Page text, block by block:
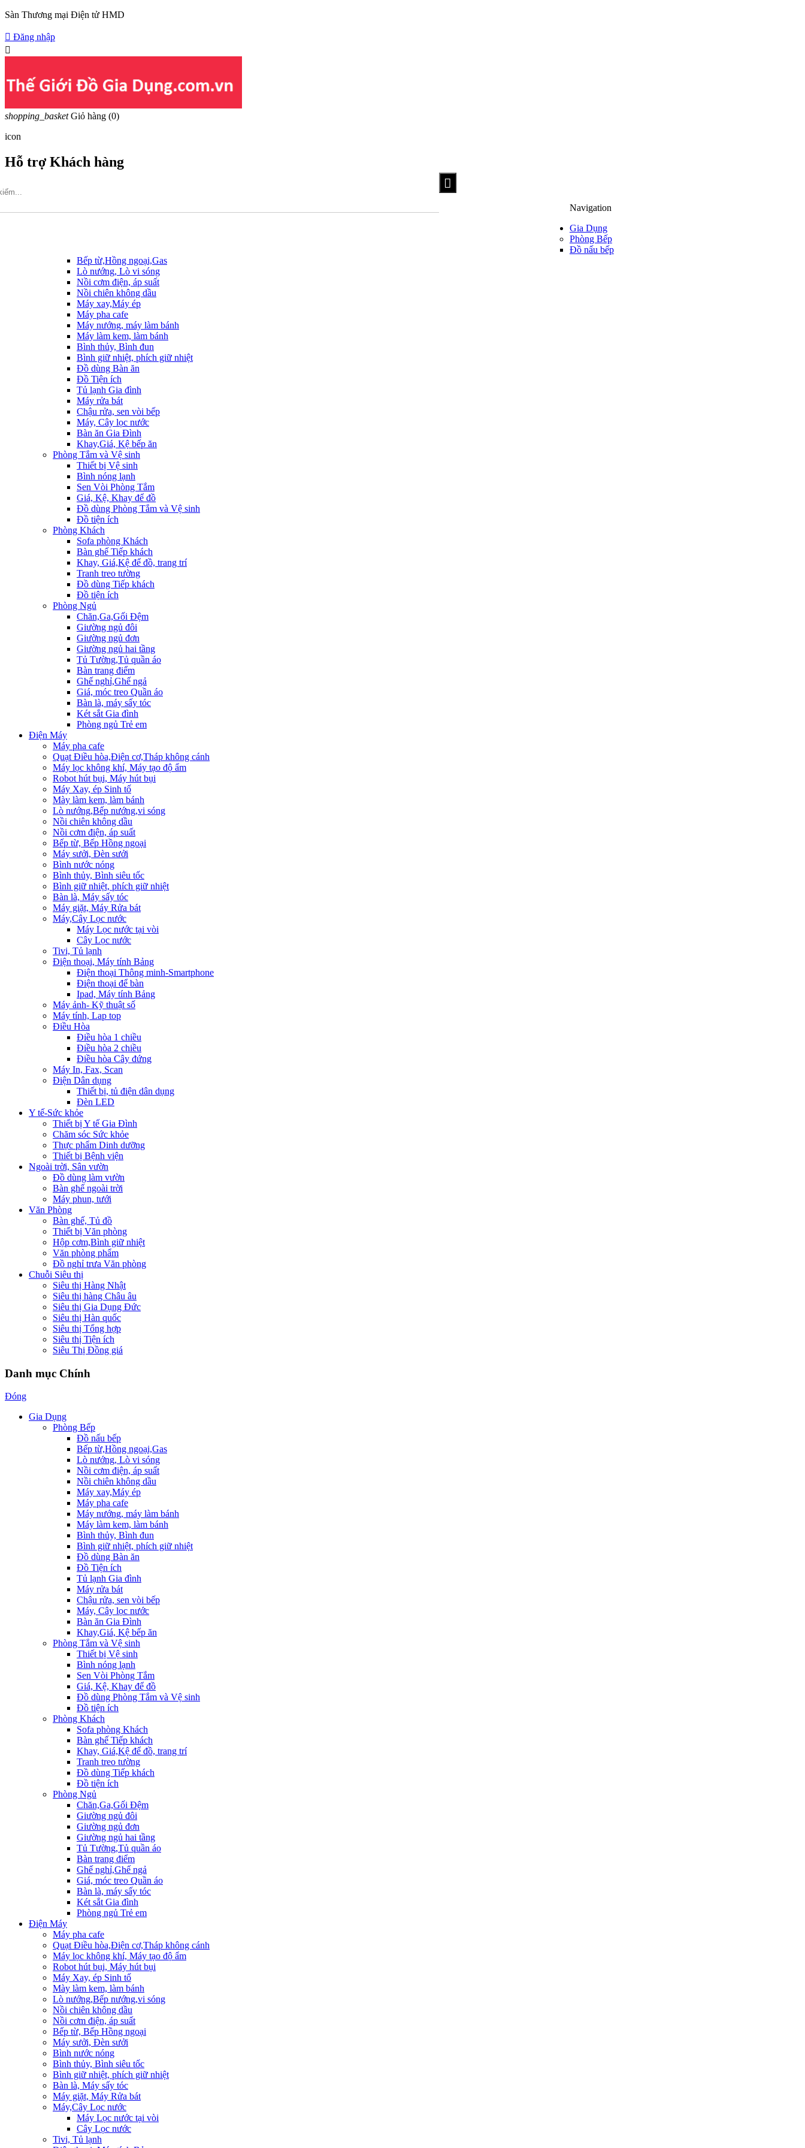
Sàn Thương mại Điện tử HMD
 Đăng nhập

shopping_basket Giỏ hàng (0)
icon
Hỗ trợ Khách hàng
Hotline: 09317.456.44
Navigation
Gia Dụng
Phòng Bếp
Đồ nấu bếp
Bếp từ,Hồng ngoại,Gas
Lò nướng, Lò vi sóng
Nồi cơm điện, áp suất
Nồi chiên không dầu
Máy xay,Máy ép
Máy pha cafe
Máy nướng, máy làm bánh
Máy làm kem, làm bánh
Bình thủy, Bình đun
Bình giữ nhiệt, phích giữ nhiệt
Đồ dùng Bàn ăn
Đồ Tiện ích
Tủ lạnh Gia đình
Máy rửa bát
Chậu rửa, sen vòi bếp
Máy, Cây lọc nước
Bàn ăn Gia Đình
Khay,Giá, Kệ bếp ăn
Phòng Tắm và Vệ sinh
Thiết bị Vệ sinh
Bình nóng lạnh
Sen Vòi Phòng Tắm
Giá, Kệ, Khay để đồ
Đồ dùng Phòng Tắm và Vệ sinh
Đồ tiện ích
Phòng Khách
Sofa phòng Khách
Bàn ghế Tiếp khách
Khay, Giá,Kệ để đồ, trang trí
Tranh treo tường
Đồ dùng Tiếp khách
Đồ tiện ích
Phòng Ngủ
Chăn,Ga,Gối Đệm
Giường ngủ đôi
Giường ngủ đơn
Giường ngủ hai tầng
Tủ Tường,Tủ quần áo
Bàn trang điểm
Ghế nghỉ,Ghế ngả
Giá, móc treo Quần áo
Bàn là, máy sấy tóc
Két sắt Gia đình
Phòng ngủ Trẻ em
Điện Máy
Máy pha cafe
Quạt Điều hòa,Điện cơ,Tháp không cánh
Máy lọc không khí, Máy tạo độ ẩm
Robot hút bụi, Máy hút bụi
Máy Xay, ép Sinh tố
Mày làm kem, làm bánh
Lò nướng,Bếp nướng,vi sóng
Nồi chiên không dầu
Nồi cơm điện, áp suất
Bếp từ, Bếp Hồng ngoại
Máy sưởi, Đèn sưởi
Bình nước nóng
Bình thủy, Bình siêu tốc
Bình giữ nhiệt, phích giữ nhiệt
Bàn là, Máy sấy tóc
Máy giặt, Máy Rửa bát
Máy,Cây Lọc nước
Máy Lọc nước tại vòi
Cây Lọc nước
Tivi, Tủ lạnh
Điện thoại, Máy tính Bảng
Điện thoại Thông minh-Smartphone
Điện thoại để bàn
Ipad, Máy tính Bảng
Máy ảnh- Kỹ thuật số
Máy tính, Lap top
Điều Hòa
Điều hòa 1 chiều
Điều hòa 2 chiều
Điều hòa Cây đứng
Máy In, Fax, Scan
Điện Dân dụng
Thiết bị, tủ điện dân dụng
Đèn LED
Y tế-Sức khỏe
Thiết bị Y tế Gia Đình
Chăm sóc Sức khỏe
Thực phẩm Dinh dưỡng
Thiết bị Bệnh viện
Ngoài trời, Sân vườn
Đồ dùng làm vườn
Bàn ghế ngoài trời
Máy phun, tưới
Văn Phòng
Bàn ghế, Tủ đồ
Thiết bị Văn phòng
Hộp cơm,Bình giữ nhiệt
Văn phòng phẩm
Đồ nghỉ trưa Văn phòng
Chuỗi Siêu thị
Siêu thị Hàng Nhật
Siêu thị hàng Châu âu
Siêu thị Gia Dụng Đức
Siêu thị Hàn quốc
Siêu thị Tổng hợp
Siêu thị Tiện ích
Siêu Thị Đồng giá
Danh mục Chính
Đóng
Gia Dụng
Phòng Bếp
Đồ nấu bếp
Bếp từ,Hồng ngoại,Gas
Lò nướng, Lò vi sóng
Nồi cơm điện, áp suất
Nồi chiên không dầu
Máy xay,Máy ép
Máy pha cafe
Máy nướng, máy làm bánh
Máy làm kem, làm bánh
Bình thủy, Bình đun
Bình giữ nhiệt, phích giữ nhiệt
Đồ dùng Bàn ăn
Đồ Tiện ích
Tủ lạnh Gia đình
Máy rửa bát
Chậu rửa, sen vòi bếp
Máy, Cây lọc nước
Bàn ăn Gia Đình
Khay,Giá, Kệ bếp ăn
Phòng Tắm và Vệ sinh
Thiết bị Vệ sinh
Bình nóng lạnh
Sen Vòi Phòng Tắm
Giá, Kệ, Khay để đồ
Đồ dùng Phòng Tắm và Vệ sinh
Đồ tiện ích
Phòng Khách
Sofa phòng Khách
Bàn ghế Tiếp khách
Khay, Giá,Kệ để đồ, trang trí
Tranh treo tường
Đồ dùng Tiếp khách
Đồ tiện ích
Phòng Ngủ
Chăn,Ga,Gối Đệm
Giường ngủ đôi
Giường ngủ đơn
Giường ngủ hai tầng
Tủ Tường,Tủ quần áo
Bàn trang điểm
Ghế nghỉ,Ghế ngả
Giá, móc treo Quần áo
Bàn là, máy sấy tóc
Két sắt Gia đình
Phòng ngủ Trẻ em
Điện Máy
Máy pha cafe
Quạt Điều hòa,Điện cơ,Tháp không cánh
Máy lọc không khí, Máy tạo độ ẩm
Robot hút bụi, Máy hút bụi
Máy Xay, ép Sinh tố
Mày làm kem, làm bánh
Lò nướng,Bếp nướng,vi sóng
Nồi chiên không dầu
Nồi cơm điện, áp suất
Bếp từ, Bếp Hồng ngoại
Máy sưởi, Đèn sưởi
Bình nước nóng
Bình thủy, Bình siêu tốc
Bình giữ nhiệt, phích giữ nhiệt
Bàn là, Máy sấy tóc
Máy giặt, Máy Rửa bát
Máy,Cây Lọc nước
Máy Lọc nước tại vòi
Cây Lọc nước
Tivi, Tủ lạnh